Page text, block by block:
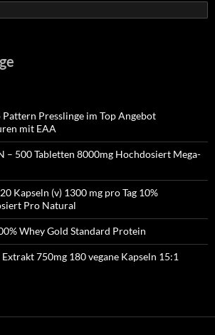
Presslinge im Top Angebot
mit EAA
– 500 Tabletten 8000mg Hochdosiert Mega-
Kapseln (v) 1300 mg pro Tag 10%
Pro Natural
Whey Gold Standard Protein
750mg 180 vegane Kapseln 15:1